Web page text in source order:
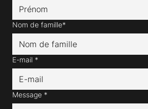
Prénom*
Nom de famille*
E-mail *